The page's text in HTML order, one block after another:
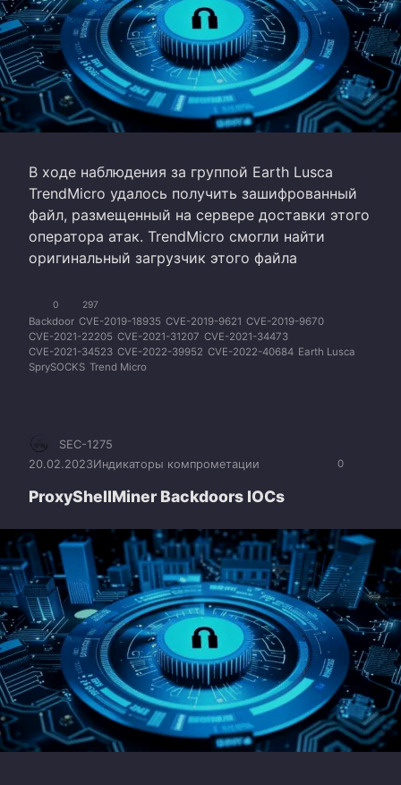
В ходе наблюдения за группой Earth Lusca
TrendMicro удалось получить зашифрованный
файл, размещенный на сервере доставки этого
оператора атак. TrendMicro смогли найти
оригинальный загрузчик этого файла
0 297
Backdoor CVE-2019-18935 CVE-2019-9621 CVE-2019-9670
CVE-2021-22205 CVE-2021-31207 CVE-2021-34473
CVE-2021-34523 CVE-2022-39952 CVE-2022-40684 Earth Lusca
SprySOCKS Trend Micro
0
SEC-1275
20.02.2023Индикаторы компрометации
ProxyShellMiner Backdoors IOCs